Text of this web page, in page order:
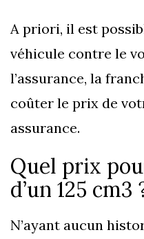
A priori, il est
véhicule contre le
l’assurance, la
coûter le prix de
assurance.
Quel prix
d’un 125 cm3
N’ayant aucun